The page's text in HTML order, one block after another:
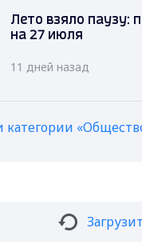
Лето взяло паузу:
на 27 июля
11 дней назад
категории